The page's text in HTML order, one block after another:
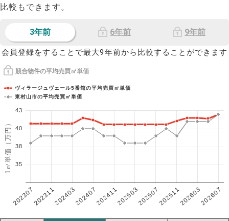
比較もできます。
3年前 6年前 9年前
会員登録をすることで最大9年前から比較することができます
競合物件の平均売買㎡単価
1㎡単価（万円）
ヴィラージュヴェール5番館の平均売買㎡単価
東村山市の平均売買㎡単価
202307202311202403202407202411202503202507202511202603202607
35
38
40
43